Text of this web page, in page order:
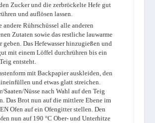
Zucker und die zerbröckelte Hefe gut
und auflösen lassen.
andere Rührschüssel alle anderen
Zutaten sowie das restliche lauwarme
geben. Das Hefewasser hinzugießen und
mit einem Löffel durchrühren bis ein
entsteht.
mit Backpapier auskleiden, den
und etwas glatt streichen.
Saaten/Nüsse nach Wahl auf den Teig
Das Brot nun auf die mittlere Ebene im
Ofen auf ein Ofengitter stellen. Den
nun auf 190 °C Ober- und Unterhitze